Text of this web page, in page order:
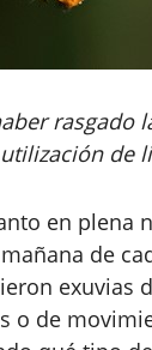
rasgado
de
en plena
de
exuvias
o de